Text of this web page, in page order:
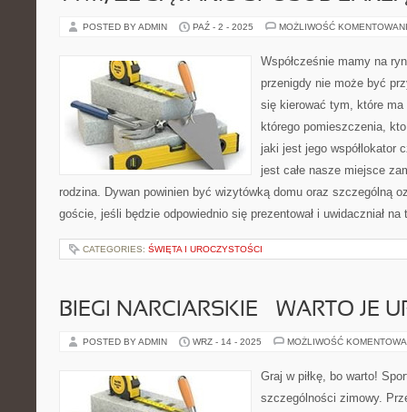
POSTED BY ADMIN PAŹ - 2 - 2025 MOŻLIWOŚĆ
Współcześnie mamy na
przenigdy nie może być
się kierować tym, które
którego pomieszczenia,
jaki jest jego współlokator
jest całe nasze miejsce
rodzina. Dywan powinien być wizytówką domu oraz szczególną
goście, jeśli będzie odpowiednio się prezentował i uwidaczniał
CATEGORIES: ŚWIĘTA I UROCZYSTOŚCI
BIEGI NARCIARSKIE – WARTO JE
POSTED BY ADMIN WRZ - 14 - 2025 MOŻLIWOŚĆ
Graj w piłkę, bo warto!
szczególności zimowy.